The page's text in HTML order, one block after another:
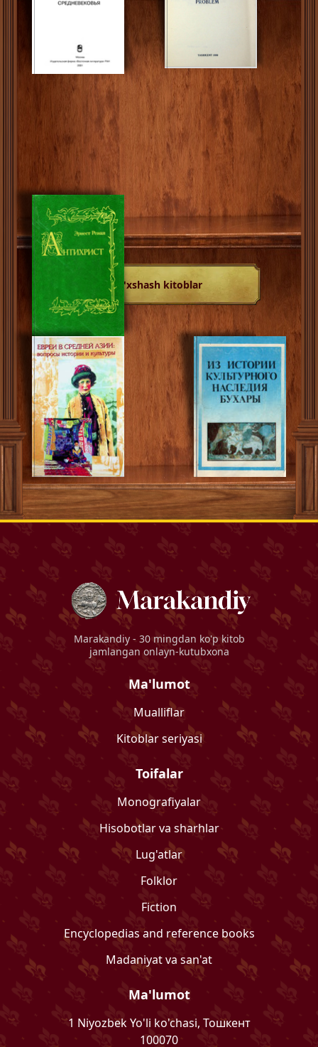
O'xshash kitoblar
Marakandiy - 30 mingdan ko'p kitob
jamlangan onlayn-kutubxona
Ma'lumot
Mualliflar
Kitoblar seriyasi
Toifalar
Monografiyalar
Hisobotlar va sharhlar
Lug'atlar
Folklor
Fiction
Encyclopedias and reference books
Madaniyat va san'at
Ma'lumot
1 Niyozbek Yo'li ko'chasi, Тошкент
100070